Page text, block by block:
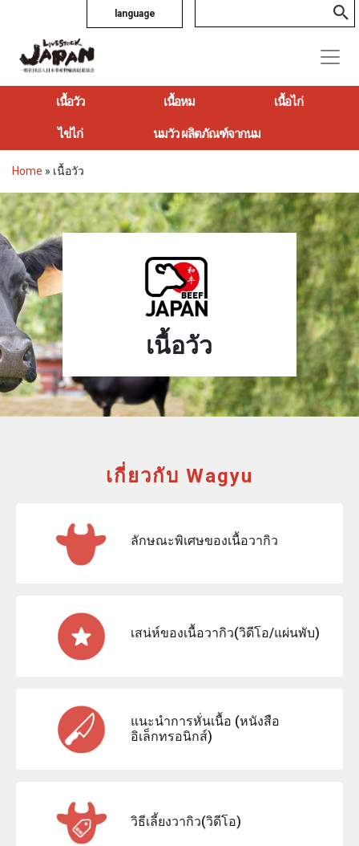
language
เนื้อวัว เนื้อหม เนื้อไก่
ไข่ไก่ นมวัว ผลิตภัณฑ์จากนม
Home » เนื้อวัว
เนื้อวัว
เกี่ยวกับ Wagyu
ลักษณะพิเศษของเนื้อวากิว
เสน่ห์ของเนื้อวากิว(วิดีโอ/แผ่นพับ)
แนะนำการหั่นเนื้อ (หนังสือ
อิเล็กทรอนิกส์)
วิธีเลี้ยงวากิว(วิดีโอ)